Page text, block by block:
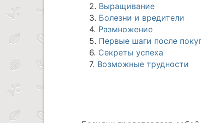
2. Выращивание
3. Болезни и вредители
4. Размножение
5. Первые шаги после
6. Секреты успеха
7. Возможные трудности